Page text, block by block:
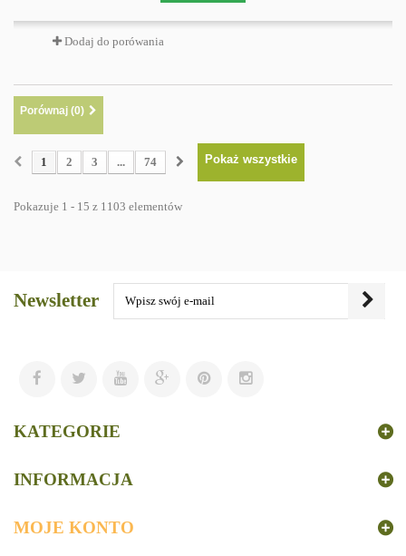
Dodaj do porówania
Porównaj (0)
Pokaż wszystkie
1 2 3 ... 74
Pokazuje 1 - 15 z 1103 elementów
Newsletter
KATEGORIE
INFORMACJA
MOJE KONTO